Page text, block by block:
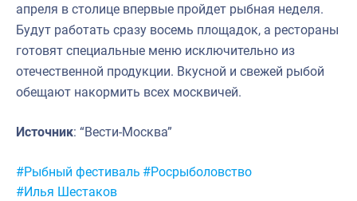
апреля в столице впервые пройдет рыбная неделя.
Будут работать сразу восемь площадок, а рестораны
готовят специальные меню исключительно из
отечественной продукции. Вкусной и свежей рыбой
обещают накормить всех москвичей.
Источник: “Вести-Москва”
Метки:
#Рыбный фестиваль #Росрыболовство
#Илья Шестаков